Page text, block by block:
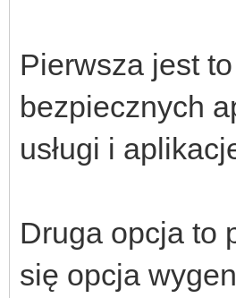
Pierwsza jest
bezpiecznych
usługi i
Druga opcja to
się opcja